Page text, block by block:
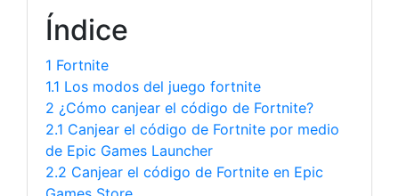
Índice
1 Fortnite
1.1 Los modos del juego fortnite
2 ¿Cómo canjear el código de Fortnite?
2.1 Canjear el código de Fortnite por medio
de Epic Games Launcher
2.2 Canjear el código de Fortnite en Epic